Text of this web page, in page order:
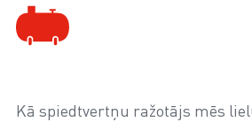
Kā spiedtvertņu ražotājs mēs